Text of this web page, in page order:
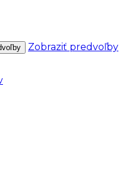
Zobraziť predvoľby